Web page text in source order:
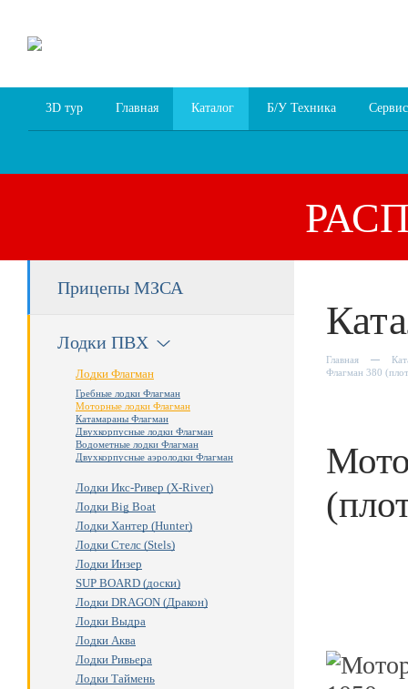
3D тур Главная Каталог Б/У Техника Сервис
Прицепы МЗСА
Лодки ПВХ
Лодки Флагман
Гребные лодки Флагман
Моторные лодки Флагман
Катамараны Флагман
Двухкорпусные лодки Флагман
Водометные лодки Флагман
Двухкорпусные аэролодки Флагман
Лодки Икс-Ривер (X-River)
Лодки Big Boat
Лодки Хантер (Hunter)
Лодки Стелс (Stels)
Лодки Инзер
SUP BOARD (доски)
Лодки DRAGON (Дракон)
Лодки Выдра
Лодки Аква
Лодки Ривьера
Лодки Таймень
Главная
Флагман 380